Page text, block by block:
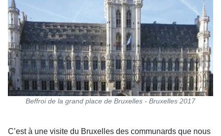
Beffroi de la grand place de Bruxelles - Bruxelles 2017
C’est à une visite du Bruxelles des communards que nous